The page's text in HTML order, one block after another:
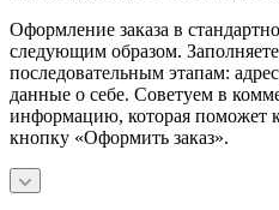
Оформление заказа в
следующим образом.
последовательным этапам:
данные о себе. Советуем в
информацию, которая поможет
кнопку «Оформить заказ».